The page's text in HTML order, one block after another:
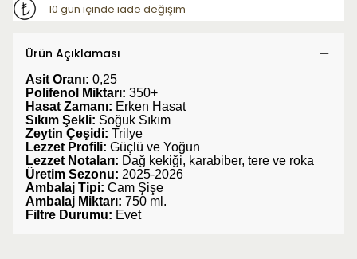
10 gün içinde iade değişim
Ürün Açıklaması
Asit Oranı: 0,25
Polifenol Miktarı: 350+
Hasat Zamanı: Erken Hasat
Sıkım Şekli: Soğuk Sıkım
Zeytin Çeşidi: Trilye
Lezzet Profili: Güçlü ve Yoğun
Lezzet Notaları: Dağ kekiği, karabiber, tere ve roka
Üretim Sezonu: 2025-2026
Ambalaj Tipi: Cam Şişe
Ambalaj Miktarı: 750 ml.
Filtre Durumu: Evet